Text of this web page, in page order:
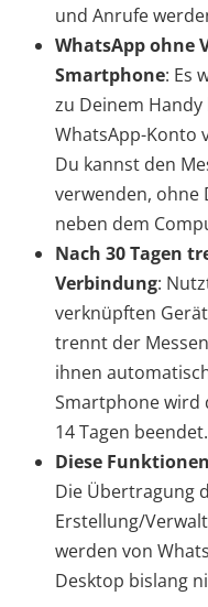
und Anrufe
WhatsApp ohne
Smartphone: Es
zu Deinem
WhatsApp-Konto
Du kannst den
verwenden, ohne
neben dem
Nach 30 Tagen
Verbindung:
verknüpften
trennt der
ihnen
Smartphone wird
14 Tagen beendet.
Diese
Die Übertragung
Erstellung/
werden von
Desktop bislang